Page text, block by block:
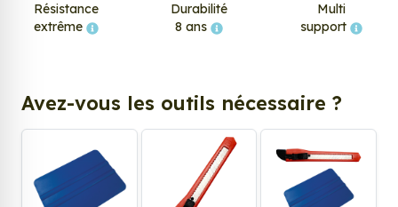
Résistance
extrême
Durabilité
8 ans
Multi
support
Avez-vous les outils nécessaire ?